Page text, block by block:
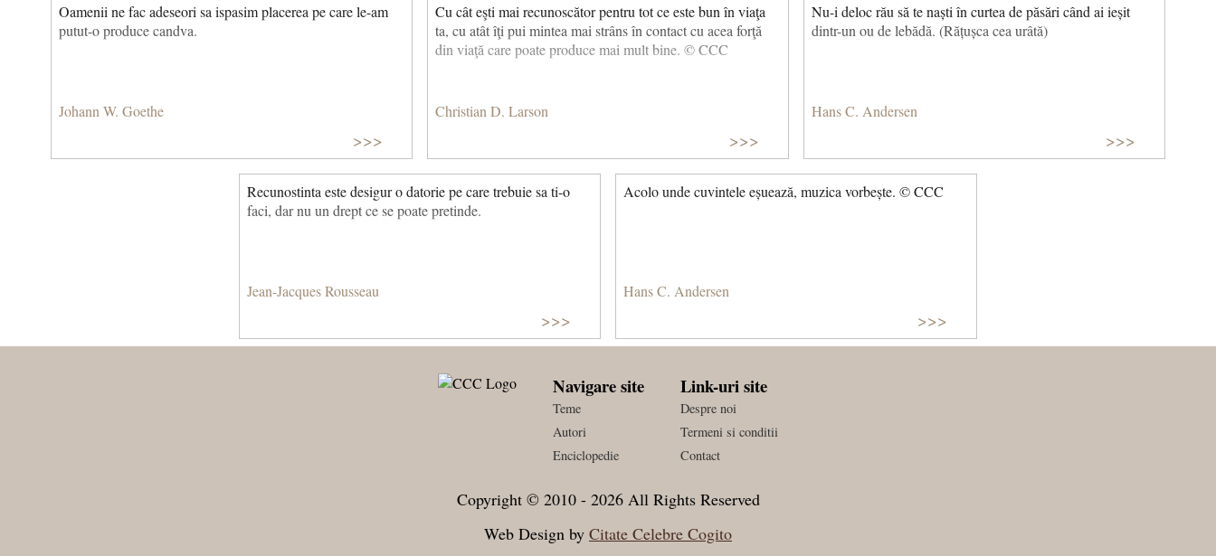
Oamenii ne fac adeseori sa ispasim placerea pe care le-am
putut-o produce candva.
Johann W. Goethe
>>>
Cu cât eşti mai recunoscător pentru tot ce este bun în viaţa
ta, cu atât îţi pui mintea mai strâns în contact cu acea forţă
din viaţă care poate produce mai mult bine. © CCC
Christian D. Larson
>>>
Nu-i deloc rău să te naști în curtea de păsări când ai ieșit
dintr-un ou de lebădă. (Rățușca cea urâtă)
Hans C. Andersen
>>>
Recunostinta este desigur o datorie pe care trebuie sa ti-o
faci, dar nu un drept ce se poate pretinde.
Jean-Jacques Rousseau
>>>
Acolo unde cuvintele eșuează, muzica vorbește. © CCC
Hans C. Andersen
>>>
Navigare site
Teme
Autori
Enciclopedie
Link-uri site
Despre noi
Termeni si conditii
Contact
Copyright © 2010 - 2026 All Rights Reserved
Web Design by Citate Celebre Cogito